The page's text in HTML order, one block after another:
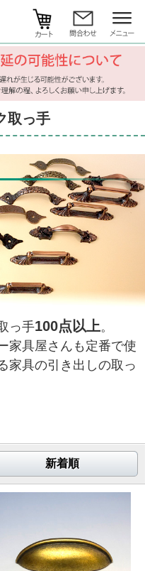
取っ手
っ手100点以上。
家具屋さんも定番で使
家具の引き出しの取っ
新着順